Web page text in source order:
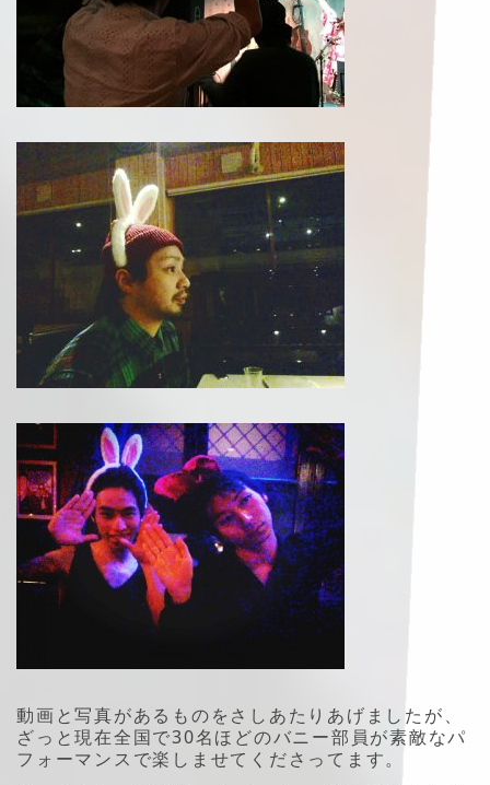
動画と写真があるものをさしあたりあげましたが、
ざっと現在全国で30名ほどのバニー部員が素敵なパ
フォーマンスで楽しませてくださってます。